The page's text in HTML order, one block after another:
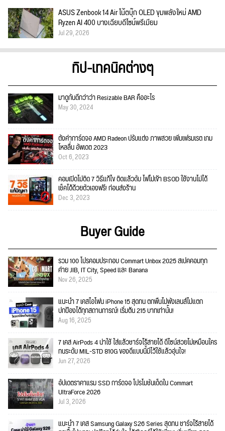
ASUS Zenbook 14 Air โน้ตบุ๊ก OLED ขุมพลังใหม่ AMD
Ryzen AI 400 บางเฉียบดีไซน์พรีเมียม
Jul 29, 2026
ทิป-เทคนิคต่างๆ
มาดูกันดีกว่าว่า Resizable BAR คืออะไร
May 30, 2024
ตั้งค่าการ์ดจอ AMD Radeon ปรับแต่ง ภาพสวย เพิ่มเฟรมเรต เกม
ไหลลื่น อัพเดต 2023
Oct 6, 2023
คอมเปิดไม่ติด 7 วิธีแก้ไข ติดแล้วดับ ไฟไม่เข้า BSOD ใช้งานไม่ได้
เช็คได้ด้วยตัวเองฟรี! ก่อนส่งร้าน
Dec 3, 2023
Buyer Guide
รวม 100 โปรคอมประกอบ Commart Unbox 2025 สเปคคอมทุก
ค่าย JIB, IT City, Speed และ Banana
Nov 26, 2025
แนะนำ 7 เคสไอโฟน iPhone 15 สุดทน ตกพื้นไม่พังเลนส์ไม่แตก
ปกป้องได้ทุกสถานการณ์! เริ่มต้น 215 บาทเท่านั้น!
Aug 16, 2025
7 เคส AirPods 4 น่าใช้ ใส่แล้วชาร์จไร้สายได้ ดีไซน์สวยไม่เหมือนใคร
ทนระดับ MIL-STD 810G ของดีแบบนี้มีไว้ใช้แล้วอุ่นใจ!
Jun 27, 2026
อัปเดตราคาแรม SSD การ์ดจอ โปรโมชั่นเด็ดใน Commart
UltraForce 2026
Jul 3, 2026
แนะนำ 7 เคส Samsung Galaxy S26 Series สุดทน ชาร์จไร้สายได้